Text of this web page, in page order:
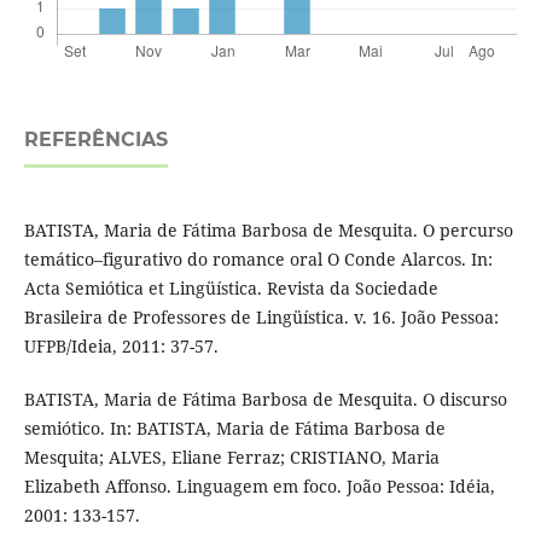
REFERÊNCIAS
BATISTA, Maria de Fátima Barbosa de Mesquita. O percurso
temático–figurativo do romance oral O Conde Alarcos. In:
Acta Semiótica et Lingüística. Revista da Sociedade
Brasileira de Professores de Lingüística. v. 16. João Pessoa:
UFPB/Ideia, 2011: 37-57.
BATISTA, Maria de Fátima Barbosa de Mesquita. O discurso
semiótico. In: BATISTA, Maria de Fátima Barbosa de
Mesquita; ALVES, Eliane Ferraz; CRISTIANO, Maria
Elizabeth Affonso. Linguagem em foco. João Pessoa: Idéia,
2001: 133-157.